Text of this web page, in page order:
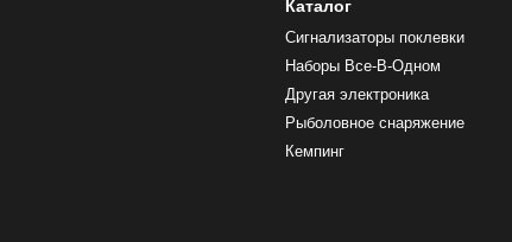
Каталог
Сигнализаторы поклевки
Наборы Все-В-Одном
Другая электроника
Рыболовное снаряжение
Кемпинг